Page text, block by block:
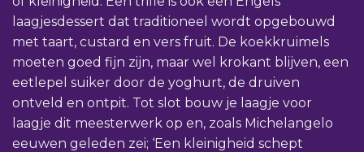
laagjesdessert dat traditioneel wordt opgebouwd
met taart, custard en vers fruit. De koekkruimels
moeten goed fijn zijn, maar wel krokant blijven, een
eetlepel suiker door de yoghurt, de druiven
ontveld en ontpit. Tot slot bouw je laagje voor
laagje dit meesterwerk op en, zoals Michelangelo
eeuwen geleden zei; ‘Een kleinigheid schept